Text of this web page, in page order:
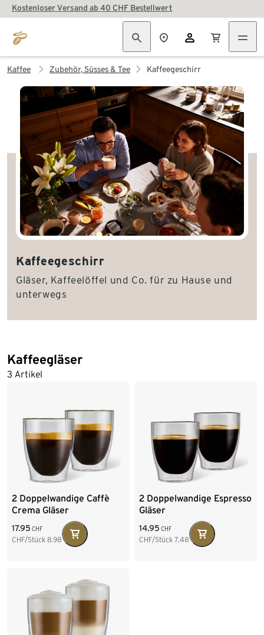
Kostenloser Versand ab 40 CHF Bestellwert
Kaffee Zubehör, Süsses & Tee Kaffeegeschirr
Kaffeegeschirr
Gläser, Kaffeelöffel und Co. für zu Hause und
unterwegs
Kaffeegläser
3 Artikel
2 Doppelwandige Caffè
Crema Gläser
17.95 CHF
CHF/Stück 8.98
2 Doppelwandige Espresso
Gläser
14.95 CHF
CHF/Stück 7.48